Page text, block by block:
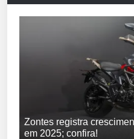
Zontes registra
em 2025; confira!